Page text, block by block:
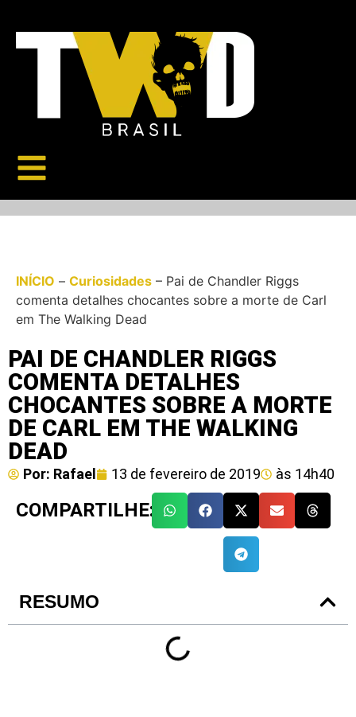
INÍCIO – Curiosidades – Pai de Chandler Riggs
comenta detalhes chocantes sobre a morte de Carl
em The Walking Dead
PAI DE CHANDLER RIGGS
COMENTA DETALHES
CHOCANTES SOBRE A MORTE
DE CARL EM THE WALKING
DEAD
Por: Rafael 13 de fevereiro de 2019 às 14h40
COMPARTILHE:
RESUMO